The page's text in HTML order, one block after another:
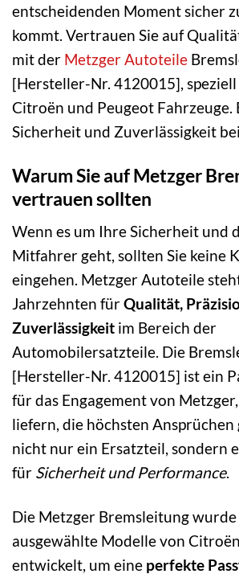
entscheidenden Moment sicher
kommt. Vertrauen Sie auf
mit der Metzger Autoteile
[Hersteller-Nr. 4120015],
Citroën und Peugeot Fahrzeuge.
Sicherheit und Zuverlässigkeit
Warum Sie auf Metzger
vertrauen sollten
Wenn es um Ihre Sicherheit und
Mitfahrer geht, sollten Sie keine
eingehen. Metzger Autoteile
Jahrzehnten fürQualität,
Zuverlässigkeit im Bereich der
Automobilersatzteile. Die
[Hersteller-Nr. 4120015] ist ein
für das Engagement von
liefern, die höchsten Ansprüchen
nicht nur ein Ersatzteil, sondern
für Sicherheit und Performance.
Die Metzger Bremsleitung
ausgewählte Modelle von
entwickelt, um eine perfekte